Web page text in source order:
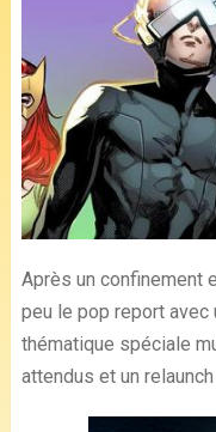
Après un confinement
peu le pop report
thématique spéciale
attendus et un